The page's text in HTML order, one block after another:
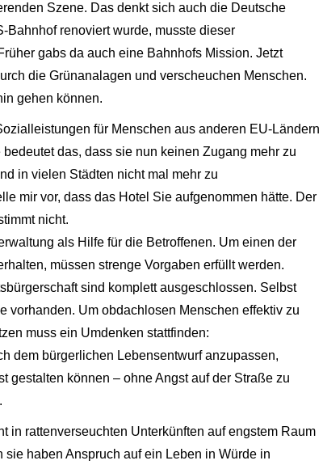
Szene. Das denkt sich auch die Deutsche
Bahnhof renoviert wurde, musste dieser
gabs da auch eine Bahnhofs Mission. Jetzt
die Grünanalagen und verscheuchen Menschen.
gehen können.
für Menschen aus anderen EU-Ländern
das, dass sie nun keinen Zugang mehr zu
in vielen Städten nicht mal mehr zu
mir vor, dass das Hotel Sie aufgenommen hätte. Der
nicht.
als Hilfe für die Betroffenen. Um einen der
müssen strenge Vorgaben erfüllt werden.
sind komplett ausgeschlossen. Selbst
vorhanden. Um obdachlosen Menschen effektiv zu
muss ein Umdenken stattfinden:
dem bürgerlichen Lebensentwurf anzupassen,
gestalten können – ohne Angst auf der Straße zu
in rattenverseuchten Unterkünften auf engstem Raum
haben Anspruch auf ein Leben in Würde in